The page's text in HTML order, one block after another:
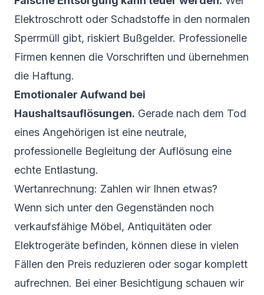
Elektroschrott oder Schadstoffe in den normalen
Sperrmüll gibt, riskiert Bußgelder. Professionelle
Firmen kennen die Vorschriften und übernehmen
die Haftung.
Emotionaler Aufwand bei
Haushaltsauflösungen. Gerade nach dem Tod
eines Angehörigen ist eine neutrale,
professionelle Begleitung der Auflösung eine
echte Entlastung.
Wertanrechnung: Zahlen wir Ihnen etwas?
Wenn sich unter den Gegenständen noch
verkaufsfähige Möbel, Antiquitäten oder
Elektrogeräte befinden, können diese in vielen
Fällen den Preis reduzieren oder sogar komplett
aufrechnen. Bei einer Besichtigung schauen wir